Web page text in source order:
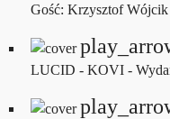
Gość: Krzysztof Wójcik
LUCID - KOVI -